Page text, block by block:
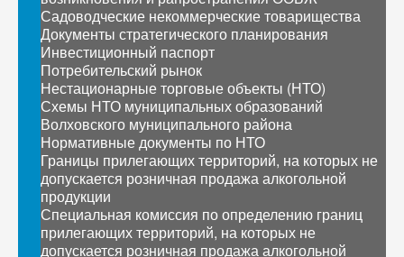
Садоводческие некоммерческие товарищества
Документы стратегического планирования
Инвестиционный паспорт
Потребительский рынок
Нестационарные торговые объекты (НТО)
Схемы НТО муниципальных образований
Волховского муниципального района
Нормативные документы по НТО
Границы прилегающих территорий, на которых не
допускается розничная продажа алкогольной
продукции
Специальная комиссия по определению границ
прилегающих территорий, на которых не
допускается розничная продажа алкогольной